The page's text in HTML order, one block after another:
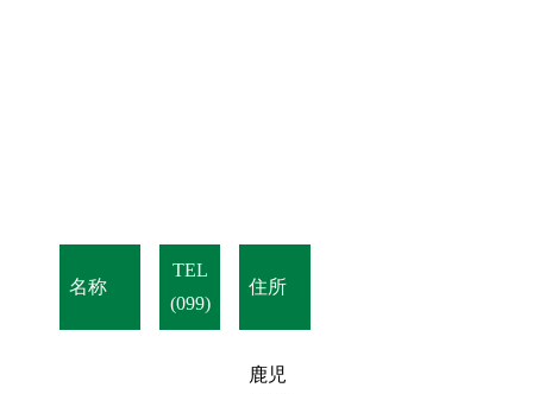
名称
TEL
(099)
住所
鹿児